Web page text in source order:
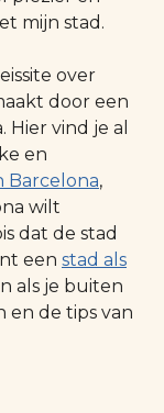
mijn stad.
over
door een
vind je al
en
Barcelona,
wilt
dat de stad
een stad als
als je buiten
en de tips van